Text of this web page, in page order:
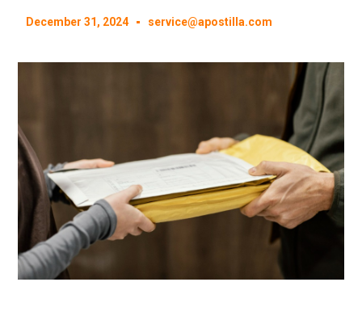
December 31, 2024 service@apostilla.com